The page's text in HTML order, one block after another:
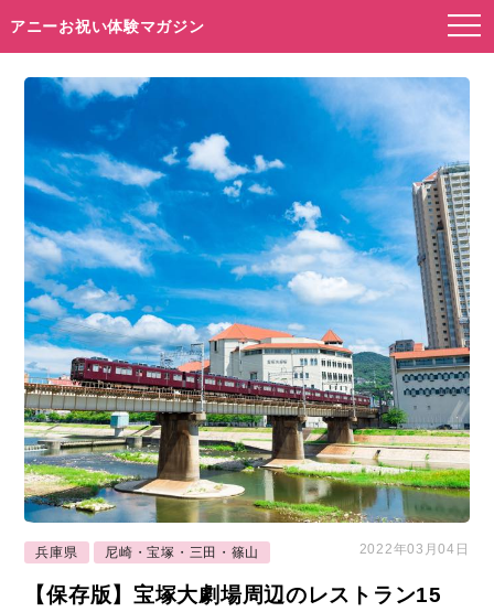
アニーお祝い体験マガジン
兵庫県 尼崎・宝塚・三田・篠山 2022年03月04日
【保存版】宝塚大劇場周辺のレストラン15